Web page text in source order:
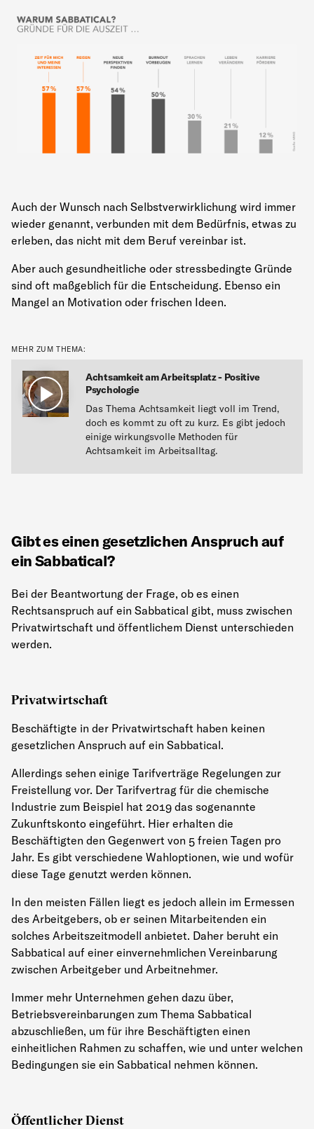
Auch der Wunsch nach Selbstverwirklichung wird immer
wieder genannt, verbunden mit dem Bedürfnis, etwas zu
erleben, das nicht mit dem Beruf vereinbar ist.
Aber auch gesundheitliche oder stressbedingte Gründe
sind oft maßgeblich für die Entscheidung. Ebenso ein
Mangel an Motivation oder frischen Ideen.
MEHR ZUM THEMA:
Achtsamkeit am Arbeitsplatz - Positive
Psychologie
Das Thema Achtsamkeit liegt voll im Trend,
doch es kommt zu oft zu kurz. Es gibt jedoch
einige wirkungsvolle Methoden für
Achtsamkeit im Arbeitsalltag.
Gibt es einen gesetzlichen Anspruch auf
ein Sabbatical?
Bei der Beantwortung der Frage, ob es einen
Rechtsanspruch auf ein Sabbatical gibt, muss zwischen
Privatwirtschaft und öffentlichem Dienst unterschieden
werden.
Privatwirtschaft
Beschäftigte in der Privatwirtschaft haben keinen
gesetzlichen Anspruch auf ein Sabbatical.
Allerdings sehen einige Tarifverträge Regelungen zur
Freistellung vor. Der Tarifvertrag für die chemische
Industrie zum Beispiel hat 2019 das sogenannte
Zukunftskonto eingeführt. Hier erhalten die
Beschäftigten den Gegenwert von 5 freien Tagen pro
Jahr. Es gibt verschiedene Wahloptionen, wie und wofür
diese Tage genutzt werden können.
In den meisten Fällen liegt es jedoch allein im Ermessen
des Arbeitgebers, ob er seinen Mitarbeitenden ein
solches Arbeitszeitmodell anbietet. Daher beruht ein
Sabbatical auf einer einvernehmlichen Vereinbarung
zwischen Arbeitgeber und Arbeitnehmer.
Immer mehr Unternehmen gehen dazu über,
Betriebsvereinbarungen zum Thema Sabbatical
abzuschließen, um für ihre Beschäftigten einen
einheitlichen Rahmen zu schaffen, wie und unter welchen
Bedingungen sie ein Sabbatical nehmen können.
Öffentlicher Dienst